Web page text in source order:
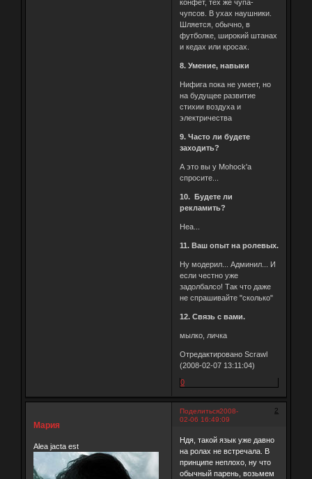
конфет, тех же чупа-
чупсов. В ухах наушники.
Шляется, обычно, в
футболке, широкий штанах
и кедах или кросах.
8. Умение, навыки
Нифига пока не умеет, но
на будущее развитие
стихии воздуха и
электричества
9. Часто ли будете
заходить?
А это вы у Mohock'а
спросите...
10. Будете ли
рекламить?
Неа...
11. Ваш опыт на ролевых.
Ну модерил... Админил... И
если честно уже
задолбалсо! Так что даже
не спрашивайте "сколько"
12. Связь с вами.
мылко, личка
Отредактировано Scrawl
(2008-02-07 13:11:04)
0
Поделиться 2
2008-
02-06 16:49:09
Мария
Alea jacta est
Ндя, такой язык уже давно
на ролах не встречала. В
принципе неплохо, ну что
обычный парень, возьмем